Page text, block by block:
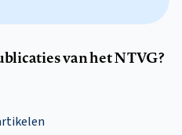
van het NTVG?